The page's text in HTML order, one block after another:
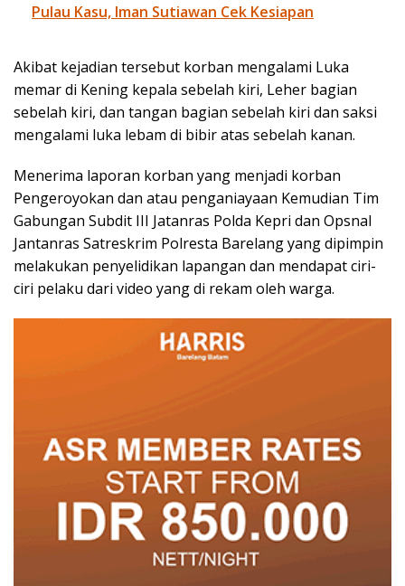
Pulau Kasu, Iman Sutiawan Cek Kesiapan
Akibat kejadian tersebut korban mengalami Luka
memar di Kening kepala sebelah kiri, Leher bagian
sebelah kiri, dan tangan bagian sebelah kiri dan saksi
mengalami luka lebam di bibir atas sebelah kanan.
Menerima laporan korban yang menjadi korban
Pengeroyokan dan atau penganiayaan Kemudian Tim
Gabungan Subdit III Jatanras Polda Kepri dan Opsnal
Jantanras Satreskrim Polresta Barelang yang dipimpin
melakukan penyelidikan lapangan dan mendapat ciri-
ciri pelaku dari video yang di rekam oleh warga.